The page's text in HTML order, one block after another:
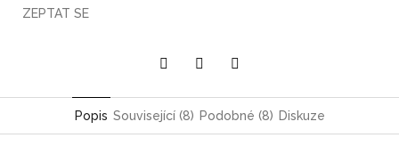
ZEPTAT SE
Popis Související (8) Podobné (8) Diskuze